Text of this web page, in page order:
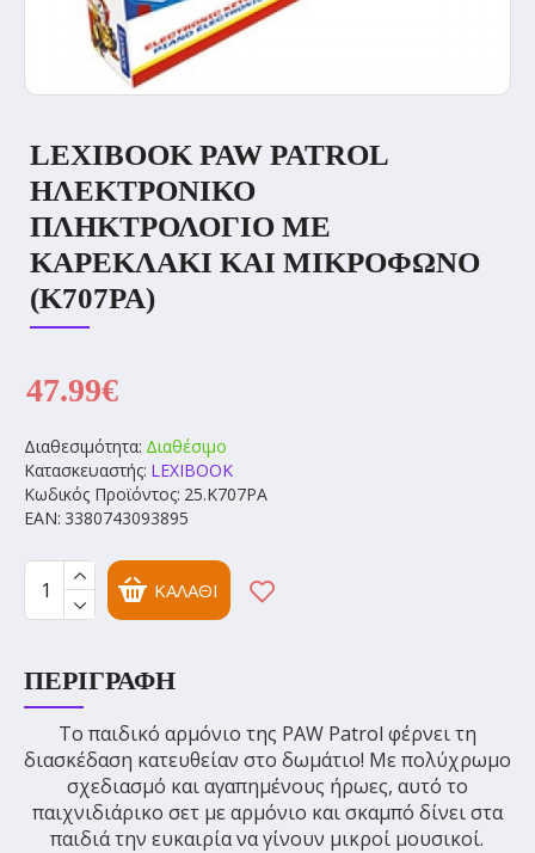
LEXIBOOK PAW PATROL
ΗΛΕΚΤΡΟΝΙΚΟ
ΠΛΗΚΤΡΟΛΟΓΙΟ ΜΕ
ΚΑΡΕΚΛΑΚΙ ΚΑΙ ΜΙΚΡΟΦΩΝΟ
(K707PA)
Διαθεσιμότητα: Διαθέσιμο
Κατασκευαστής: LEXIBOOK
Κωδικός Προϊόντος: 25.K707PA
EAN: 3380743093895
47.99€
ΚΑΛΆΘΙ
ΠΕΡΙΓΡΑΦΉ
Το παιδικό αρμόνιο της PAW Patrol φέρνει τη
διασκέδαση κατευθείαν στο δωμάτιο! Με πολύχρωμο
σχεδιασμό και αγαπημένους ήρωες, αυτό το
παιχνιδιάρικο σετ με αρμόνιο και σκαμπό δίνει στα
παιδιά την ευκαιρία να γίνουν μικροί μουσικοί.